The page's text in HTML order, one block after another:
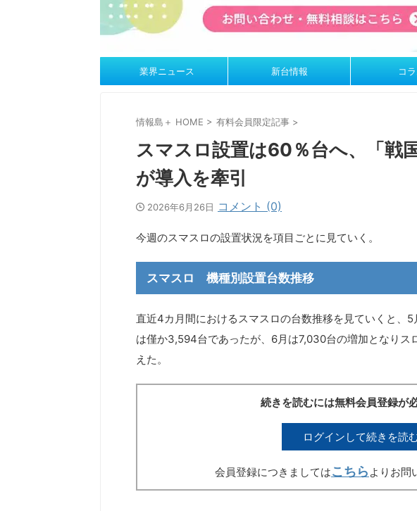
業界ニュース 新台情報 コ
情報島＋ HOME > 有料会員限定記事 >
スマスロ設置は60％台へ、「戦
が導入を牽引
2026年6月26日 コメント (0)
今週のスマスロの設置状況を項目ごとに見ていく。
スマスロ 機種別設置台数推移
直近4カ月間におけるスマスロの台数推移を見ていくと、
は僅か3,594台であったが、6月は7,030台の増加となりス
えた。
続きを読むには無料会員登録が
ログインして続きを読
会員登録につきましてはこちら よりお問